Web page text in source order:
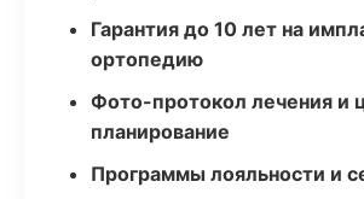
Гарантия до 10 лет на
ортопедию
Фото-протокол лечения и
планирование
Программы лояльности и